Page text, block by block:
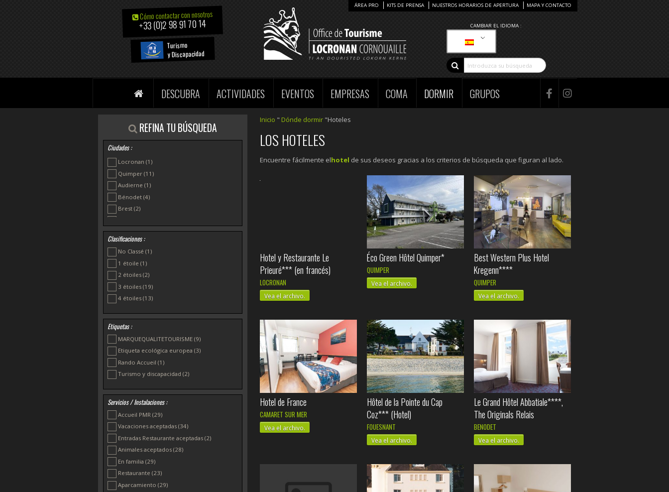
Cómo contactar con nosotros
+33 (0)2 98 91 70 14
Turismo
y Discapacidad
CAMBIAR EL IDIOMA :
ÁREA PRO KITS DE PRENSA NUESTROS HORARIOS DE APERTURA MAPA Y CONTACTO
DESCUBRA ACTIVIDADES EVENTOS EMPRESAS COMA DORMIR GRUPOS
REFINA TU BÚSQUEDA
Ciudades :
Locronan (1)
Quimper (11)
Audierne (1)
Bénodet (4)
Brest (2)
Combrit(2)
Douarnenez
Ergué-Gabéric
Fouesnant
La Forêt-Fouesnant
Loctudy(1)
Névez(1)
Plonéour-Lanvern(1)
Plonévez Porzay
Pont-Aven (2)
Saint-Évarzec(1)
Clasificaciones :
No Classé (1)
1 étoile (1)
2 étoiles (2)
3 étoiles (19)
4 étoiles (13)
Etiquetas :
MARQUEQUALITETOURISME (9)
Etiqueta ecológica europea (3)
Rando Accueil (1)
Turismo y discapacidad (2)
Servicios / Instalaciones :
Accueil PMR (29)
Vacaciones aceptadas (34)
Entradas Restaurante aceptadas (2)
Animales aceptados (28)
En familia (29)
Restaurante (23)
Aparcamiento (29)
Inicio " Dónde dormir"Hoteles
LOS HOTELES
Encuentre fácilmente elhotel de sus deseos gracias a los criterios de búsqueda que figuran al lado.
Hotel y Restaurante Le
Prieuré*** (en francés)
LOCRONAN
Vea el archivo.
Éco Green Hôtel Quimper*
QUIMPER
Vea el archivo.
Best Western Plus Hotel
Kregenn****
QUIMPER
Vea el archivo.
Hotel de France
CAMARET SUR MER
Vea el archivo.
Hôtel de la Pointe du Cap
Coz*** (Hotel)
FOUESNANT
Vea el archivo.
Le Grand Hôtel Abbatiale****,
The Originals Relais
BENODET
Vea el archivo.